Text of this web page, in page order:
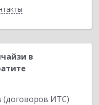
в
(договоров ИТС)